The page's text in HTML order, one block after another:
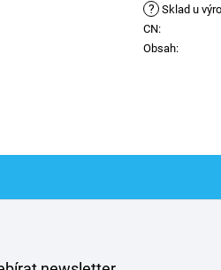
? Sklad u
CN:
Obsah: